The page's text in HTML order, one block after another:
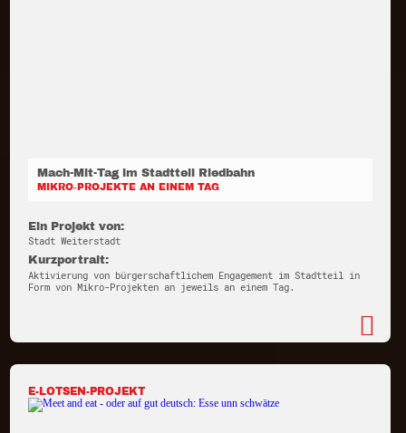
Mach-Mit-Tag im Stadtteil Riedbahn
MIKRO-PROJEKTE AN EINEM TAG
Ein Projekt von:
Stadt Weiterstadt
Kurzportrait:
Aktivierung von bürgerschaftlichem Engagement im Stadtteil in
Form von Mikro-Projekten an jeweils an einem Tag.
E-LOTSEN-PROJEKT